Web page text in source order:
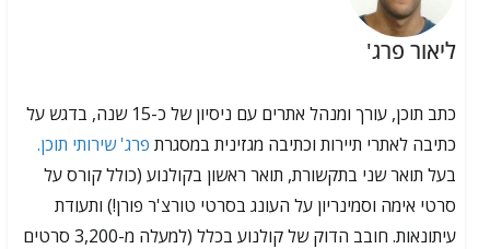
ליאור פרג'
כתב תוכן, עורך ומנהל אתרים עם ניסיון של כ-15 שנה, בדגש על
כתיבה לאתרי תיירות וכתיבה מגזינית במסגרת פרג' שירותי תוכן.
בעל תואר שני בתקשורת, תואר ראשון בקולנוע (כולל קורס על
סרטי אימה וסמינריון על העונג בסרטי טורצ'ר פורן!) ותעודת
עיתונאות. חובב הדוק של קולנוע בכלל (למעלה מ-3,200 סרטים